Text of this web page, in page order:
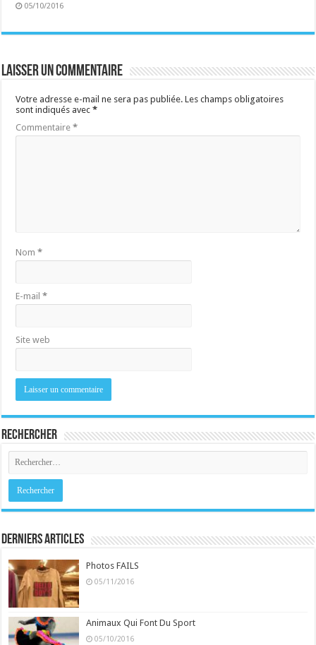
05/10/2016
Laisser un commentaire
Votre adresse e-mail ne sera pas publiée. Les champs obligatoires
sont indiqués avec*
Commentaire*
Nom*
E-mail*
Site web
Rechercher
Derniers Articles
Photos FAILS
05/11/2016
Animaux Qui Font Du Sport
05/10/2016